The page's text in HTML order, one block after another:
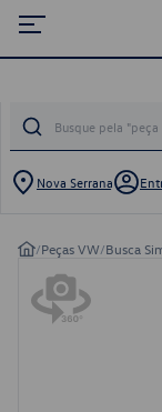
Nova Serrana
/Peças VW/Busca